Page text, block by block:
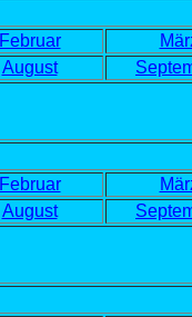
Februar
August
Februar
August